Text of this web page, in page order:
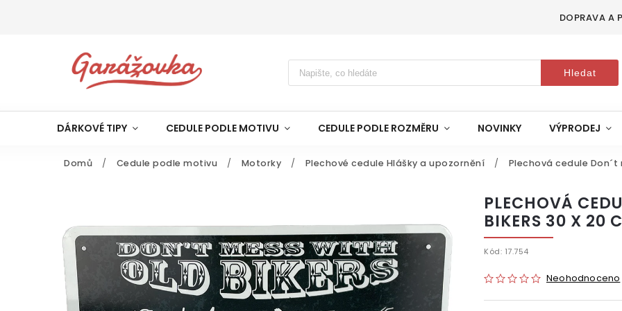
DOPRAVA A
Hledat
DÁRKOVÉ TIPY CEDULE PODLE MOTIVU CEDULE PODLE ROZMĚRU NOVINKY VÝPRODEJ
Domů / Cedule podle motivu / Motorky / Plechové cedule Hlášky a upozornění / Plechová cedule Don´t
PLECHOVÁ
BIKERS 30 X 20
Kód: 17.754
Neohodnoceno